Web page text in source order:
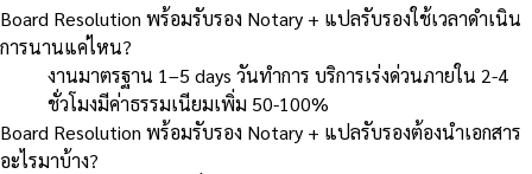
Board Resolution พร้อมรับรอง Notary + แปลรับรองใช้เวลาดำเนิน
การนานแค่ไหน?
งานมาตรฐาน 1–5 days วันทำการ บริการเร่งด่วนภายใน 2-4
ชั่วโมงมีค่าธรรมเนียมเพิ่ม 50-100%
Board Resolution พร้อมรับรอง Notary + แปลรับรองต้องนำเอกสาร
อะไรมาบ้าง?